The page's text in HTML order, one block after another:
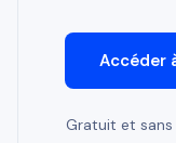
Accéder
Gratuit et sans